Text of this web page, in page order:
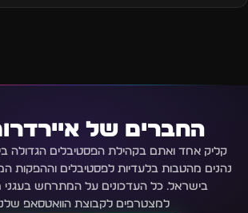
החברים של
קליק אחד ואתם בקהילת הפסטיבלים הגדולה
נהנים מהטבות בלעדיות לפסטיבלים וההפקות
בישראל. כל העדכונים על המתרחש בעגני
למצטרפים לקבוצת הוואטסאפ